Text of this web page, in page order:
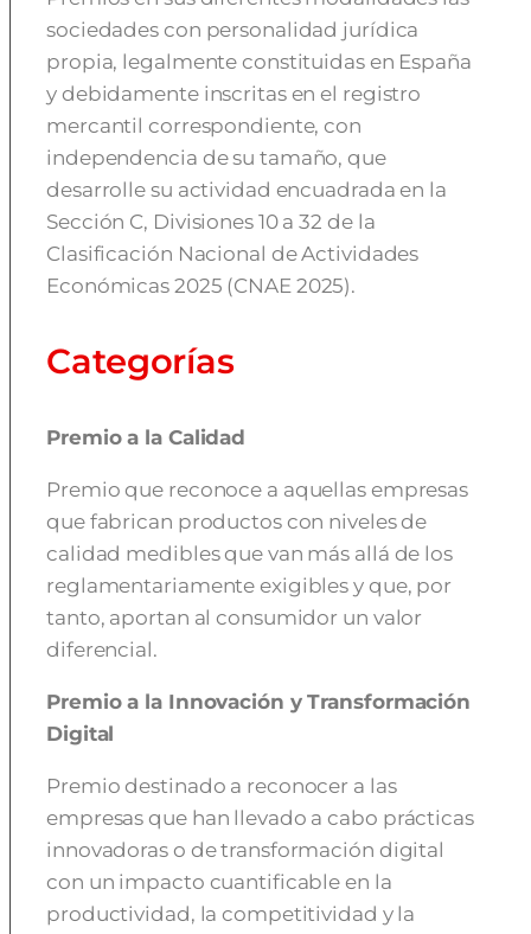
sociedades con personalidad jurídica
propia, legalmente constituidas en España
y debidamente inscritas en el registro
mercantil correspondiente, con
independencia de su tamaño, que
desarrolle su actividad encuadrada en la
Sección C, Divisiones 10 a 32 de la
Clasificación Nacional de Actividades
Económicas 2025 (CNAE 2025).
Categorías
Premio a la Calidad
Premio que reconoce a aquellas empresas
que fabrican productos con niveles de
calidad medibles que van más allá de los
reglamentariamente exigibles y que, por
tanto, aportan al consumidor un valor
diferencial.
Premio a la Innovación y Transformación
Digital
Premio destinado a reconocer a las
empresas que han llevado a cabo prácticas
innovadoras o de transformación digital
con un impacto cuantificable en la
productividad, la competitividad y la